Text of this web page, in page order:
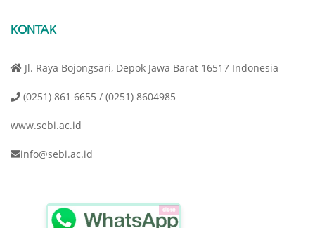
KONTAK
Jl. Raya Bojongsari, Depok Jawa Barat 16517 Indonesia
(0251) 861 6655 / (0251) 8604985
www.sebi.ac.id
info@sebi.ac.id
close